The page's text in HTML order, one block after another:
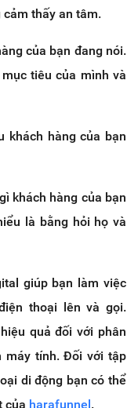
thấy an tâm.
của bạn đang nói.
tiêu của mình và
khách hàng của bạn
khách hàng của bạn
là bằng hỏi họ và
giúp bạn làm việc
thoại lên và gọi.
quả đối với phân
máy tính. Đối với tập
di động bạn có thể
của harafunnel.